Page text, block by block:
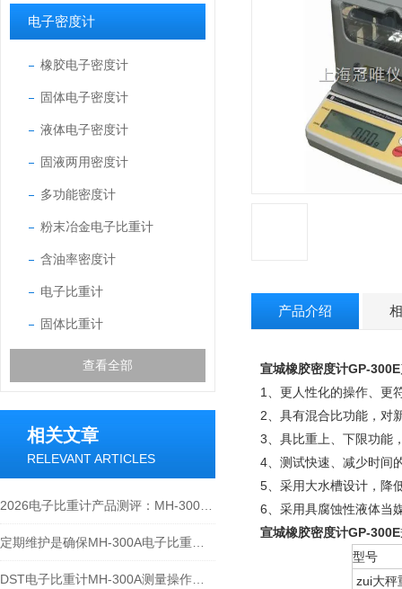
电子密度计
橡胶电子密度计
固体电子密度计
液体电子密度计
固液两用密度计
多功能密度计
粉末冶金电子比重计
含油率密度计
电子比重计
固体比重计
查看全部
相关文章
RELEVANT ARTICLES
产品介绍
宣城橡胶密度计GP-300E
1、更人性化的操作、更
2、具有混合比功能，对
3、具比重上、下限功能
4、测试快速、减少时间
5、采用大水槽设计，降
6、采用具腐蚀性液体当
宣城橡胶密度计GP-300E
型号
zui大秤